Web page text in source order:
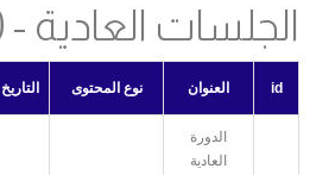
الجلسات العادية - 2020
id العنوان نوع المحتوى التاريخ
الدورة
العادية